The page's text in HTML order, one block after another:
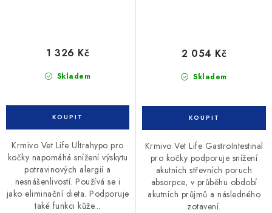
Skladem
1 326 Kč
Krmivo Vet Life Ultrahypo pro
kočky napomáhá snížení výskytu
potravinových alergií a
nesnášenlivostí. Používá se i
jako eliminační dieta. Podporuje
také funkci kůže...
Skladem
2 054 Kč
Krmivo Vet Life GastroIntestinal
pro kočky podporuje snížení
akutních střevních poruch
absorpce, v průběhu období
akutních průjmů a následného
zotavení.